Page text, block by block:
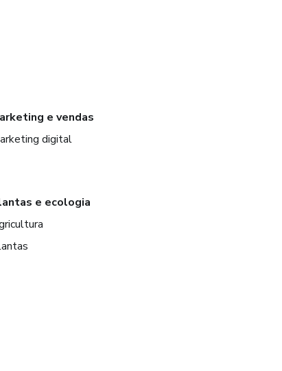
e vendas
digital
e ecologia